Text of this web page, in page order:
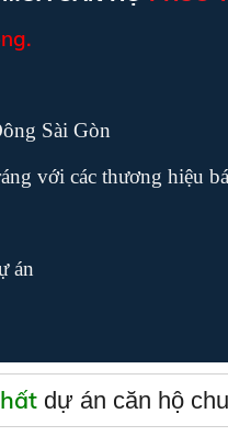
Sài Gòn
với các thương hiệu
án
dự án căn hộ